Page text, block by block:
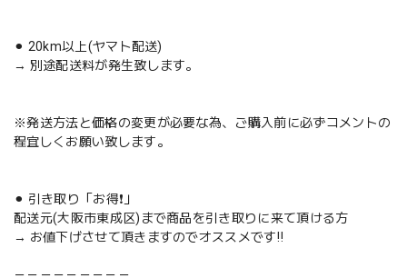
⚫︎ 20km以上(ヤマト配送)
→ 別途配送料が発生致します。
※発送方法と価格の変更が必要な為、ご購入前に必ずコメントの
程宜しくお願い致します。
⚫︎ 引き取り「お得❗️」
配送元(大阪市東成区)まで商品を引き取りに来て頂ける方
→ お値下げさせて頂きますのでオススメです‼️